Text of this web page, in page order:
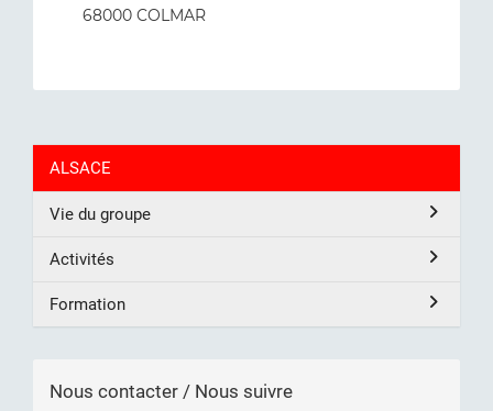
68000 COLMAR
ALSACE
Vie du groupe
Activités
Formation
Nous contacter / Nous suivre